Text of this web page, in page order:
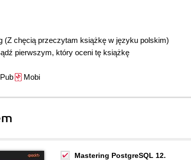
(Z chęcią przeczytam książkę w języku polskim)
pierwszym, który oceni tę książkę
Mobi
Mastering PostgreSQL 12.